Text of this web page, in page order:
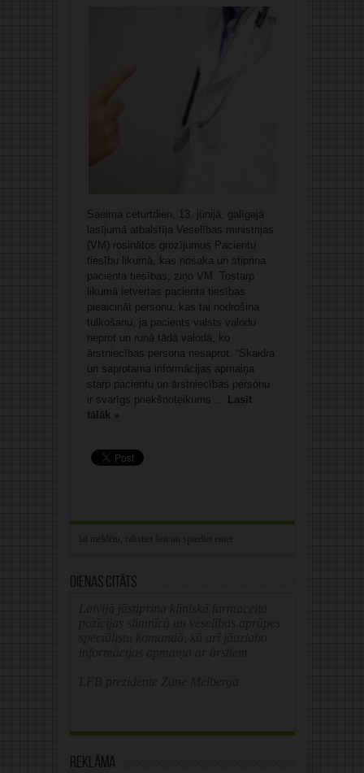
Saeima ceturtdien, 13. jūnijā, galīgajā
lasījumā atbalstīja Veselības ministrijas
(VM) rosinātos grozījumus Pacientu
tiesību likumā, kas nosaka un stiprina
pacienta tiesības, ziņo VM. Tostarp
likumā ietvertas pacienta tiesības
pieaicināt personu, kas tai nodrošina
tulkošanu, ja pacients valsts valodu
neprot un runā tādā valodā, ko
ārstniecības persona nesaprot. “Skaidra
un saprotama informācijas apmaiņa
starp pacientu un ārstniecības personu
ir svarīgs priekšnoteikums ... Lasīt
tālāk »
Dienas citāts
Reklāma